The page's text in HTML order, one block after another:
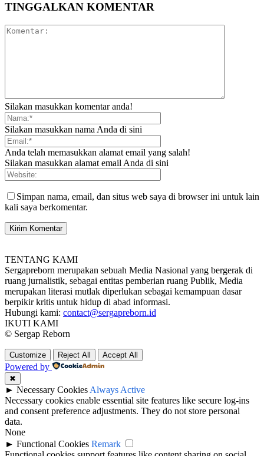
TINGGALKAN KOMENTAR
Silakan masukkan komentar anda!
Silakan masukkan nama Anda di sini
Anda telah memasukkan alamat email yang salah!
Silakan masukkan alamat email Anda di sini
Simpan nama, email, dan situs web saya di browser ini untuk lain
kali saya berkomentar.
TENTANG KAMI
Sergapreborn merupakan sebuah Media Nasional yang bergerak di
ruang jurnalistik, sebagai entitas pemberian ruang Publik, Media
merupakan literasi mutlak diperlukan sebagai kemampuan dasar
berpikir kritis untuk hidup di abad informasi.
Hubungi kami: contact@sergapreborn.id
IKUTI KAMI
© Sergap Reborn
Customize Reject All Accept All
Powered by
✖
► Necessary Cookies Always Active
Necessary cookies enable essential site features like secure log-ins
and consent preference adjustments. They do not store personal
data.
None
► Functional Cookies Remark